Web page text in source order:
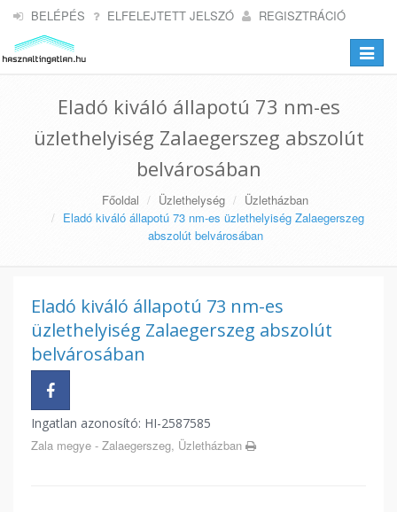
BELÉPÉS ELFELEJTETT JELSZÓ REGISZTRÁCIÓ
Toggle
Eladó kiváló állapotú 73 nm-es
üzlethelyiség Zalaegerszeg abszolút
belvárosában
Főoldal Üzlethelység
Üzletházban
Eladó kiváló állapotú 73 nm-es üzlethelyiség Zalaegerszeg
abszolút belvárosában
Eladó kiváló állapotú 73 nm-es
üzlethelyiség Zalaegerszeg abszolút
belvárosában
Ingatlan azonosító: HI-2587585
Zala megye - Zalaegerszeg, Üzletházban